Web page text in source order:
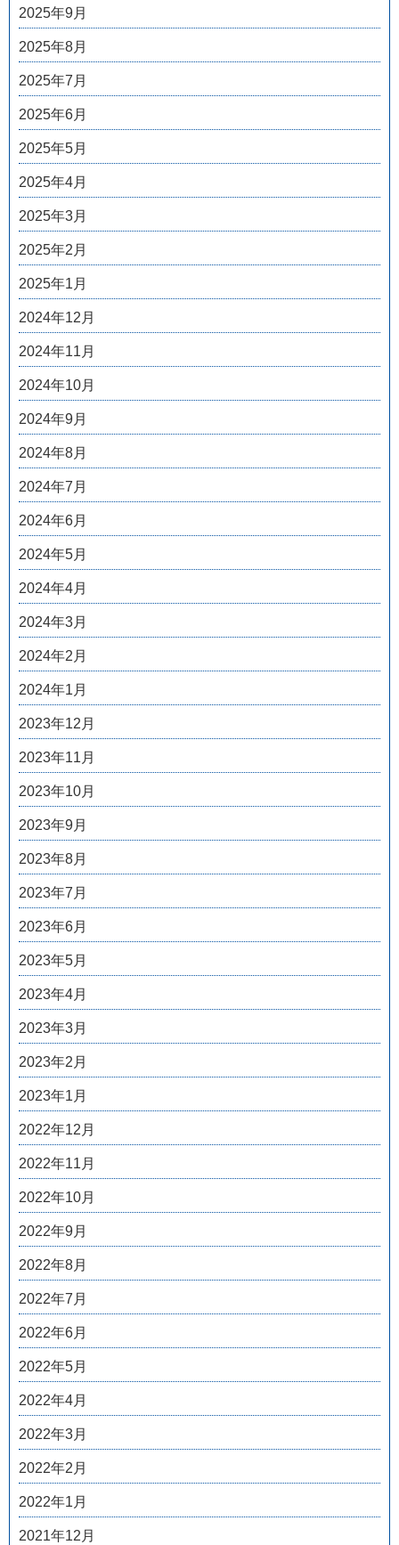
2025年9月
2025年8月
2025年7月
2025年6月
2025年5月
2025年4月
2025年3月
2025年2月
2025年1月
2024年12月
2024年11月
2024年10月
2024年9月
2024年8月
2024年7月
2024年6月
2024年5月
2024年4月
2024年3月
2024年2月
2024年1月
2023年12月
2023年11月
2023年10月
2023年9月
2023年8月
2023年7月
2023年6月
2023年5月
2023年4月
2023年3月
2023年2月
2023年1月
2022年12月
2022年11月
2022年10月
2022年9月
2022年8月
2022年7月
2022年6月
2022年5月
2022年4月
2022年3月
2022年2月
2022年1月
2021年12月